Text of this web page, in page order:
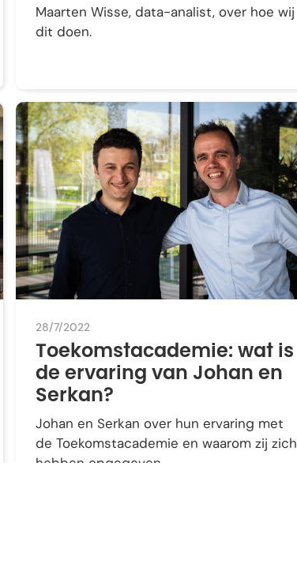
Maarten Wisse, data-analist, over hoe wij
dit doen.
28/7/2022
Toekomstacademie: wat is
de ervaring van Johan en
Serkan?
Johan en Serkan over hun ervaring met
de Toekomstacademie en waarom zij zich
hebben opgegeven.